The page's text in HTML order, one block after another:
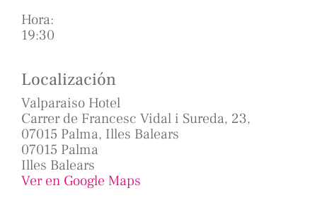
Hora:
19:30
Localización
Valparaiso Hotel
Carrer de Francesc Vidal i Sureda, 23,
07015 Palma, Illes Balears
07015 Palma
Illes Balears
Ver en Google Maps